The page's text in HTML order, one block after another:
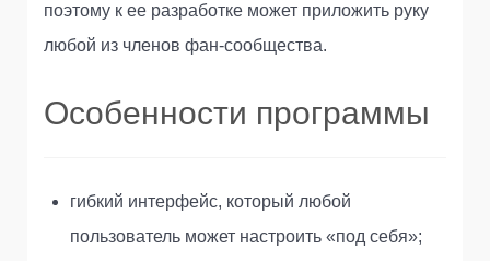
поэтому к ее разработке может приложить руку
любой из членов фан-сообщества.
Особенности программы
гибкий интерфейс, который любой
пользователь может настроить «под себя»;